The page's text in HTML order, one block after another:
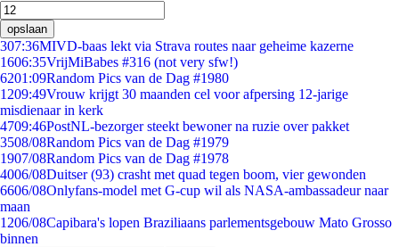
opslaan
307:36MIVD-baas lekt via Strava routes naar geheime kazerne
1606:35VrijMiBabes #316 (not very sfw!)
6201:09Random Pics van de Dag #1980
1209:49Vrouw krijgt 30 maanden cel voor afpersing 12-jarige
misdienaar in kerk
4709:46PostNL-bezorger steekt bewoner na ruzie over pakket
3508/08Random Pics van de Dag #1979
1907/08Random Pics van de Dag #1978
4006/08Duitser (93) crasht met quad tegen boom, vier gewonden
6606/08Onlyfans-model met G-cup wil als NASA-ambassadeur naar
maan
1206/08Capibara's lopen Braziliaans parlementsgebouw Mato Grosso
binnen